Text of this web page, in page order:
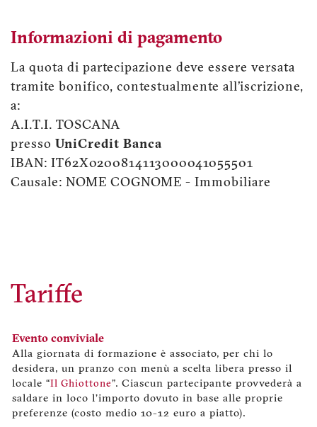
Informazioni di pagamento
La quota di partecipazione deve essere versata
tramite bonifico, contestualmente all’iscrizione,
a:
A.I.T.I. TOSCANA
presso UniCredit Banca
IBAN: IT62X0200814113000041055501
Causale: NOME COGNOME - Immobiliare
Tariffe
Evento conviviale
Alla giornata di formazione è associato, per chi lo
desidera, un pranzo con menù a scelta libera presso il
locale “Il Ghiottone”. Ciascun partecipante provvederà a
saldare in loco l’importo dovuto in base alle proprie
preferenze (costo medio 10-12 euro a piatto).